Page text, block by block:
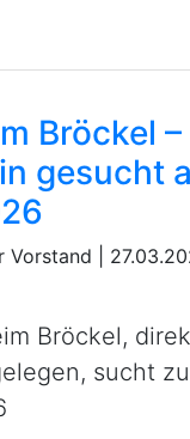
Bröckel –
gesucht
Vorstand |
Bröckel,
sucht